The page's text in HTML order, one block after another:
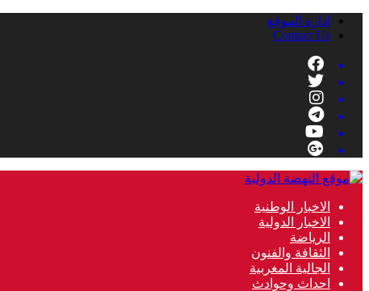
إدارة الموقع
Contact Us
الاخبار الوطنية
الاخبار الدولية
الرياضة
الثقافة والفنون
الجالية المغربية
احداث وحوادث